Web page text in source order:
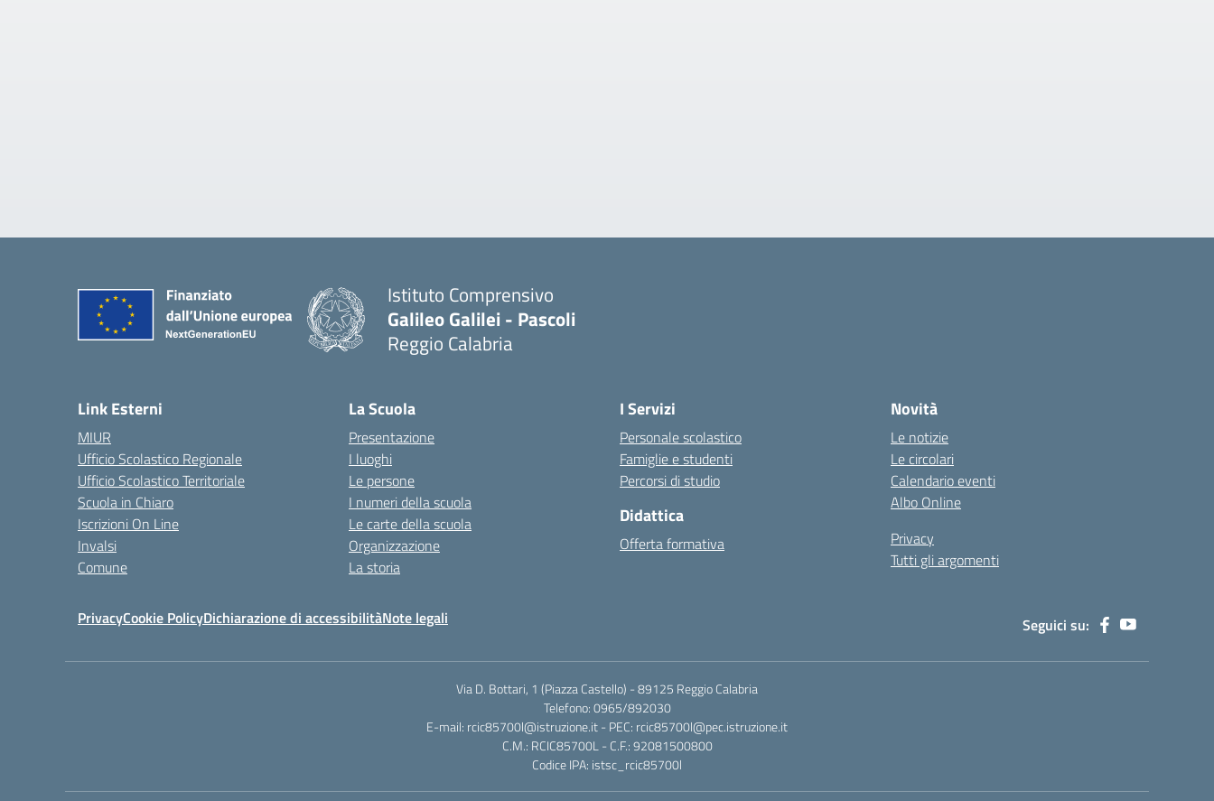
Istituto Comprensivo
Galileo Galilei - Pascoli
Reggio Calabria
Link Esterni
MIUR
Ufficio Scolastico Regionale
Ufficio Scolastico Territoriale
Scuola in Chiaro
Iscrizioni On Line
Invalsi
Comune
La Scuola
Presentazione
I luoghi
Le persone
I numeri della scuola
Le carte della scuola
Organizzazione
La storia
I Servizi
Personale scolastico
Famiglie e studenti
Percorsi di studio
Didattica
Offerta formativa
Novità
Le notizie
Le circolari
Calendario eventi
Albo Online
Privacy
Tutti gli argomenti
PrivacyCookie PolicyDichiarazione di accessibilitàNote legali Seguici su:
Via D. Bottari, 1 (Piazza Castello) - 89125 Reggio Calabria
Telefono: 0965/892030
E-mail: rcic85700l@istruzione.it - PEC: rcic85700l@pec.istruzione.it
C.M.: RCIC85700L - C.F.: 92081500800
Codice IPA: istsc_rcic85700l